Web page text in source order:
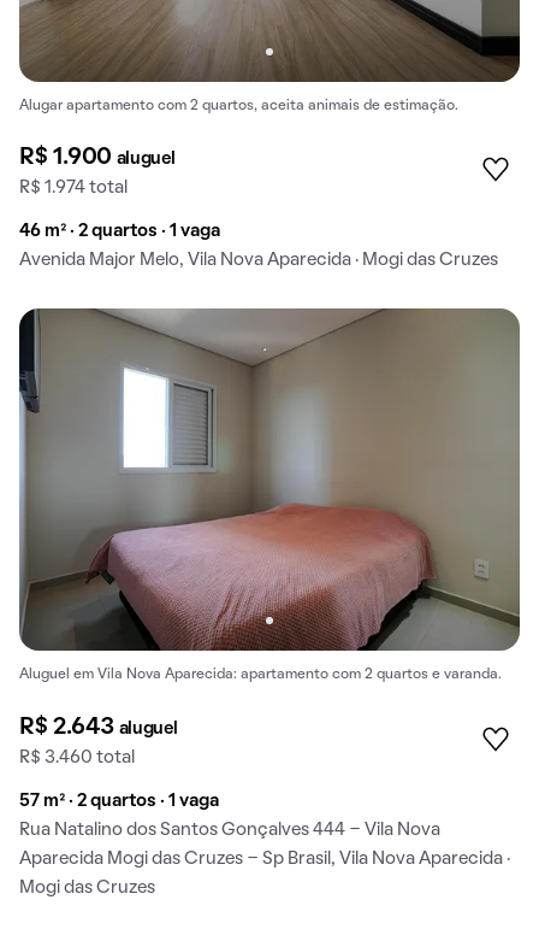
Alugar apartamento com 2 quartos, aceita animais de estimação.
R$ 1.900 aluguel
R$ 1.974 total
46 m² · 2 quartos · 1 vaga
Avenida Major Melo, Vila Nova Aparecida · Mogi das Cruzes
Aluguel em Vila Nova Aparecida: apartamento com 2 quartos e varanda.
R$ 2.643 aluguel
R$ 3.460 total
57 m² · 2 quartos · 1 vaga
Rua Natalino dos Santos Gonçalves 444 - Vila Nova
Aparecida Mogi das Cruzes - Sp Brasil, Vila Nova Aparecida ·
Mogi das Cruzes